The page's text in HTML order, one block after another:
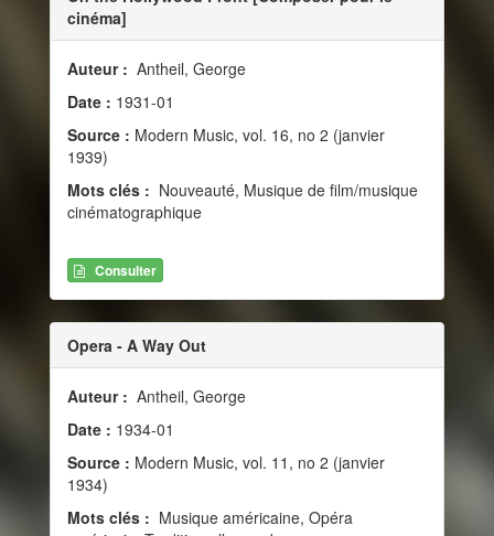
cinéma]
Auteur : Antheil, George
Date : 1931-01
Source : Modern Music, vol. 16, no 2 (janvier
1939)
Mots clés : Nouveauté, Musique de film/musique
cinématographique
Consulter
Opera - A Way Out
Auteur : Antheil, George
Date : 1934-01
Source : Modern Music, vol. 11, no 2 (janvier
1934)
Mots clés : Musique américaine, Opéra